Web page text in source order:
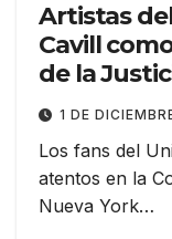
Artistas
Cavill
de la
1 DE
Los fans del
atentos en la
Nueva York…